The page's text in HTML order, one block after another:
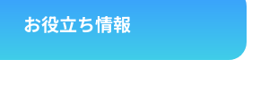
お役立ち情報